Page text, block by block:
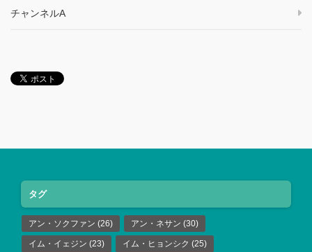
チャンネルA
タグ
アン・ソクファン (26) アン・ネサン (30)
イム・イェジン (23) イム・ヒョンシク (25)